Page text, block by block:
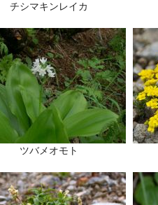
チシマキンレイカ
ツバメオモト